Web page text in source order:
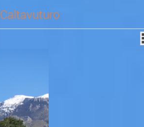
Caltavuturo